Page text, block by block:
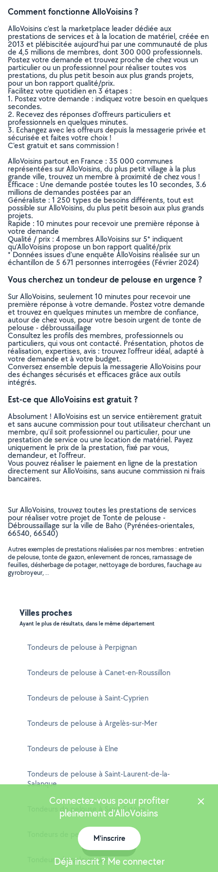
Comment fonctionne AlloVoisins ?
AlloVoisins c’est la marketplace leader dédiée aux
prestations de services et à la location de matériel, créée en
2013 et plébiscitée aujourd’hui par une communauté de plus
de 4,5 millions de membres, dont 300 000 professionnels.
Postez votre demande et trouvez proche de chez vous un
particulier ou un professionnel pour réaliser toutes vos
prestations, du plus petit besoin aux plus grands projets,
pour un bon rapport qualité/prix.
Facilitez votre quotidien en 3 étapes :
1. Postez votre demande : indiquez votre besoin en quelques
secondes.
2. Recevez des réponses d’offreurs particuliers et
professionnels en quelques minutes.
3. Echangez avec les offreurs depuis la messagerie privée et
sécurisée et faites votre choix !
C’est gratuit et sans commission !
AlloVoisins partout en France : 35 000 communes
représentées sur AlloVoisins, du plus petit village à la plus
grande ville, trouvez un membre à proximité de chez vous !
Efficace : Une demande postée toutes les 10 secondes, 3.6
millions de demandes postées par an
Généraliste : 1 250 types de besoins différents, tout est
possible sur AlloVoisins, du plus petit besoin aux plus grands
projets.
Rapide : 10 minutes pour recevoir une première réponse à
votre demande
Qualité / prix : 4 membres AlloVoisins sur 5* indiquent
qu’AlloVoisins propose un bon rapport qualité/prix
* Données issues d’une enquête AlloVoisins réalisée sur un
échantillon de 5 671 personnes interrogées (Février 2024)
Vous cherchez un tondeur de pelouse en urgence ?
Sur AlloVoisins, seulement 10 minutes pour recevoir une
première réponse à votre demande. Postez votre demande
et trouvez en quelques minutes un membre de confiance,
autour de chez vous, pour votre besoin urgent de tonte de
pelouse - débroussaillage
Consultez les profils des membres, professionnels ou
particuliers, qui vous ont contacté. Présentation, photos de
réalisation, expertises, avis : trouvez l'offreur idéal, adapté à
votre demande et à votre budget.
Conversez ensemble depuis la messagerie AlloVoisins pour
des échanges sécurisés et efficaces grâce aux outils
intégrés.
Est-ce que AlloVoisins est gratuit ?
Absolument ! AlloVoisins est un service entièrement gratuit
et sans aucune commission pour tout utilisateur cherchant un
membre, qu’il soit professionnel ou particulier, pour une
prestation de service ou une location de matériel. Payez
uniquement le prix de la prestation, fixé par vous,
demandeur, et l’offreur.
Vous pouvez réaliser le paiement en ligne de la prestation
directement sur AlloVoisins, sans aucune commission ni frais
bancaires.
Sur AlloVoisins, trouvez toutes les prestations de services
pour réaliser votre projet de Tonte de pelouse -
Débroussaillage sur la ville de Baho (Pyrénées-orientales,
66540, 66540)
Autres exemples de prestations réalisées par nos membres : entretien
de pelouse, tonte de gazon, enlevement de ronces, ramassage de
feuilles, désherbage de potager, nettoyage de bordures, fauchage au
gyrobroyeur, ..
Villes proches
Ayant le plus de résultats, dans le même département
Tondeurs de pelouse à Perpignan
Tondeurs de pelouse à Canet-en-Roussillon
Tondeurs de pelouse à Saint-Cyprien
Tondeurs de pelouse à Argelès-sur-Mer
Tondeurs de pelouse à Elne
Tondeurs de pelouse à Saint-Laurent-de-la-
Salanque
Tondeurs de pelouse à Saint-Estève
Tondeurs de pelouse à Cabestany
Tondeurs de pelouse à Pia
Connectez-vous pour profiter
pleinement d'AlloVoisins
M'inscrire
Déjà inscrit ? Me connecter